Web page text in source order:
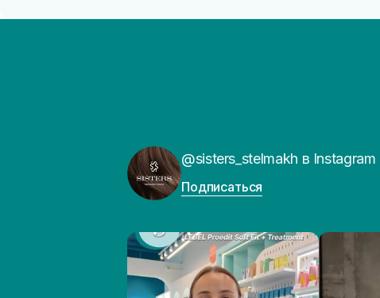
@sisters_stelmakh в Instagram
Подписаться